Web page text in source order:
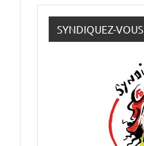
SYNDIQUEZ-VOUS